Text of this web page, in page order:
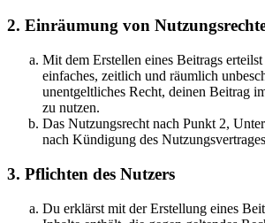
2. Einräumung von
Mit dem Erstellen eines Beitrags
einfaches, zeitlich und räumlich
unentgeltliches Recht, deinen Beitrag
zu nutzen.
Das Nutzungsrecht nach Punkt 2,
nach Kündigung des
3. Pflichten des Nutzers
Du erklärst mit der Erstellung eines